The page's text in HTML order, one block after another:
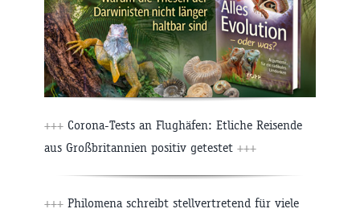
+++ Corona-Tests an Flughäfen: Etliche Reisende
aus Großbritannien positiv getestet +++
+++ Philomena schreibt stellvertretend für viele